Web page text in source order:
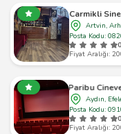
Carmikli
Artvin,
Posta Kodu:
Fiyat Aralığı:
Paribu
Aydın,
Posta Kodu:
Fiyat Aralığı: